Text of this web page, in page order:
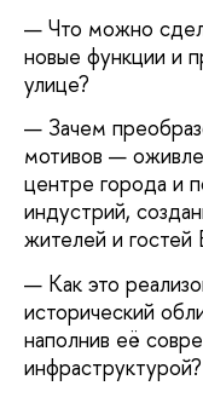
Что можно
новые функции и
улице?
Зачем
мотивов —
центре города и
индустрий,
жителей и гостей
Как это
исторический
наполнив её
инфраструктурой?